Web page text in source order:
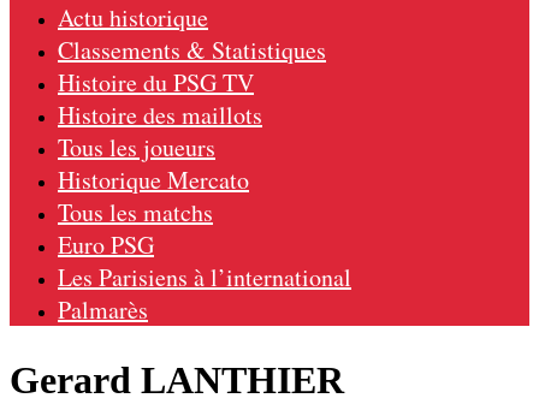
Actu historique
Classements & Statistiques
Histoire du PSG TV
Histoire des maillots
Tous les joueurs
Historique Mercato
Tous les matchs
Euro PSG
Les Parisiens à l’international
Palmarès
Gerard LANTHIER